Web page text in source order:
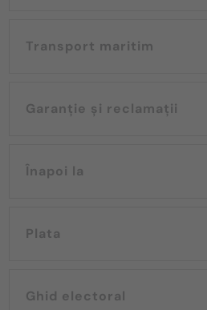
Transport maritim
Garanție și reclamații
Înapoi la
Plata
Ghid electoral